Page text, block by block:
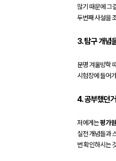
많기 때문에 그
두번째 사설을
3. 탐구 개념
분명 겨울방학
시험장에 들어
4. 공부했던
저에게는평가
실전 개념들과
번 확인하시는